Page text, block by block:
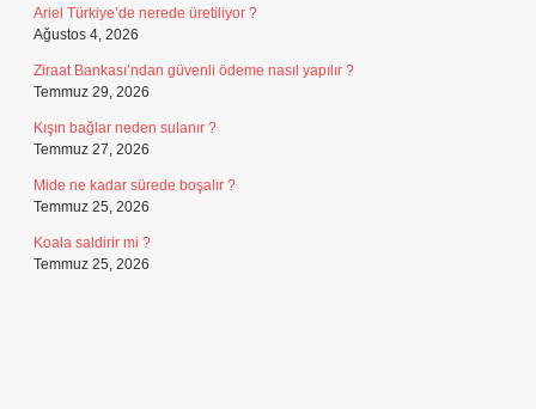
Ariel Türkiye’de nerede üretiliyor ?
Ağustos 4, 2026
Ziraat Bankası’ndan güvenli ödeme nasıl yapılır ?
Temmuz 29, 2026
Kışın bağlar neden sulanır ?
Temmuz 27, 2026
Mide ne kadar sürede boşalır ?
Temmuz 25, 2026
Koala saldirir mi ?
Temmuz 25, 2026